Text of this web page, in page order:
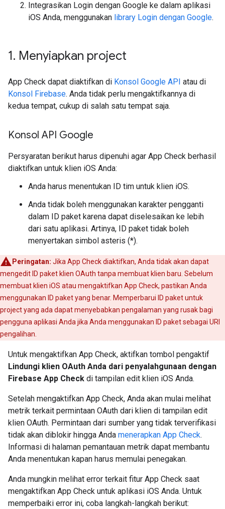
Integrasikan Login dengan Google ke dalam aplikasi
iOS Anda, menggunakan library Login dengan Google.
1. Menyiapkan project
App Check dapat diaktifkan di Konsol Google API atau di
Konsol Firebase. Anda tidak perlu mengaktifkannya di
kedua tempat, cukup di salah satu tempat saja.
Konsol API Google
Persyaratan berikut harus dipenuhi agar App Check berhasil
diaktifkan untuk klien iOS Anda:
Anda harus menentukan ID tim untuk klien iOS.
Anda tidak boleh menggunakan karakter pengganti
dalam ID paket karena dapat diselesaikan ke lebih
dari satu aplikasi. Artinya, ID paket tidak boleh
menyertakan simbol asteris (*).
Peringatan: Jika App Check diaktifkan, Anda tidak akan dapat
mengedit ID paket klien OAuth tanpa membuat klien baru. Sebelum
membuat klien iOS atau mengaktifkan App Check, pastikan Anda
menggunakan ID paket yang benar. Memperbarui ID paket untuk
project yang ada dapat menyebabkan pengalaman yang rusak bagi
pengguna aplikasi Anda jika Anda menggunakan ID paket sebagai URI
pengalihan.
Untuk mengaktifkan App Check, aktifkan tombol pengaktif
Lindungi klien OAuth Anda dari penyalahgunaan dengan
Firebase App Check di tampilan edit klien iOS Anda.
Setelah mengaktifkan App Check, Anda akan mulai melihat
metrik terkait permintaan OAuth dari klien di tampilan edit
klien OAuth. Permintaan dari sumber yang tidak terverifikasi
tidak akan diblokir hingga Anda menerapkan App Check.
Informasi di halaman pemantauan metrik dapat membantu
Anda menentukan kapan harus memulai penegakan.
Anda mungkin melihat error terkait fitur App Check saat
mengaktifkan App Check untuk aplikasi iOS Anda. Untuk
memperbaiki error ini, coba langkah-langkah berikut: